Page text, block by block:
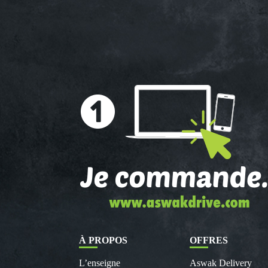
À PROPOS
L’enseigne
OFFRES
Aswak Delivery